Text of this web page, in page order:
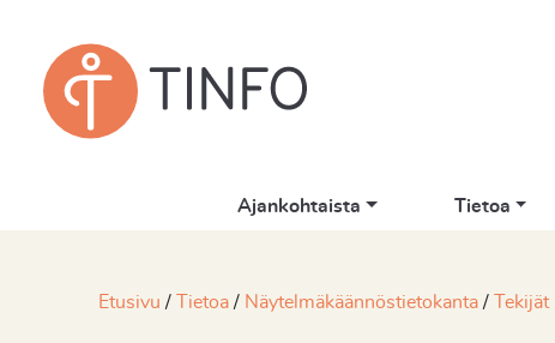
Ajankohtaista Tietoa
Etusivu Tietoa Näytelmäkäännöstietokanta Tekijät